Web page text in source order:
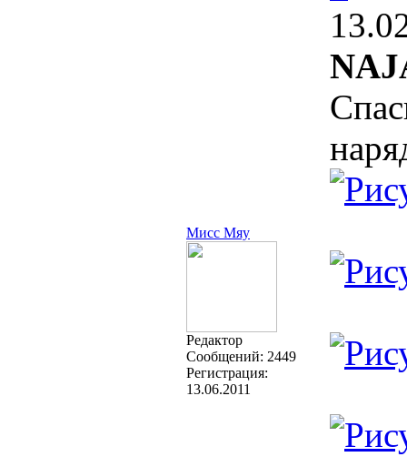
Мисс Мяу
Редактор
Cообщений: 2449
Регистрация:
13.06.2011